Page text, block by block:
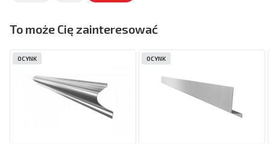
To może Cię zainteresować
OCYNK OCYNK